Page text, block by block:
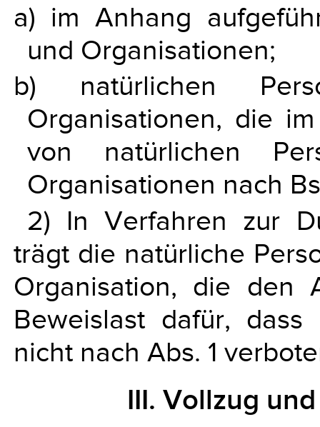
a) im Anhang
und Organisationen;
b) natürlichen
Organisationen, die
von natürlichen
Organisationen nach
2) In Verfahren zur
trägt die natürliche
Organisation, die den
Beweislast dafür,
nicht nach Abs. 1
III. Vollzug